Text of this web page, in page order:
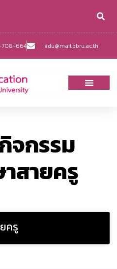
708-664 edu@mail.pbru.ac.th
จกรรม
สายครู
ครู